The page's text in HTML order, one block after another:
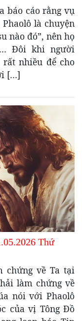
báo cáo rằng vụ
là chuyện
nào đó”, nên họ
Đôi khi người
rất nhiều để cho
[…]
Thứ
chứng về Ta tại
làm chứng về
nói với Phaolô
của vị Tông Đồ